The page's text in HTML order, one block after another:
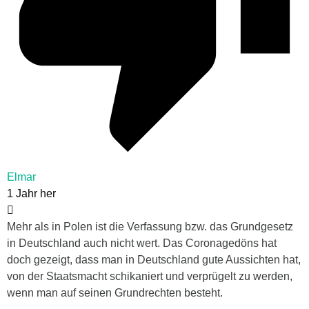
Elmar
1 Jahr her
Mehr als in Polen ist die Verfassung bzw. das Grundgesetz
in Deutschland auch nicht wert. Das Coronagedöns hat
doch gezeigt, dass man in Deutschland gute Aussichten hat,
von der Staatsmacht schikaniert und verprügelt zu werden,
wenn man auf seinen Grundrechten besteht.